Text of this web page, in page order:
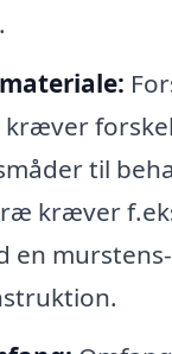
til
kræver
en